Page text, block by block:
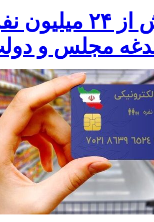
جاماندگان سهام عدالت
مجلس و